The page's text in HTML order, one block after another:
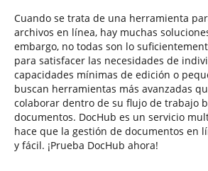
Cuando se trata de una herramienta
archivos en línea, hay muchas
embargo, no todas son lo
para satisfacer las necesidades de
capacidades mínimas de edición o
buscan herramientas más avanzadas
colaborar dentro de su flujo de trabajo
documentos. DocHub es un servicio
hace que la gestión de documentos en
y fácil. ¡Prueba DocHub ahora!